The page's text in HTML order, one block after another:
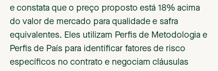
e constata que o preço proposto está 18% acima
do valor de mercado para qualidade e safra
equivalentes. Eles utilizam Perfis de Metodologia e
Perfis de País para identificar fatores de risco
específicos no contrato e negociam cláusulas